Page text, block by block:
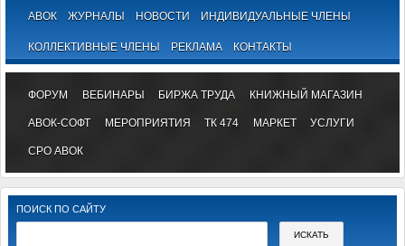
АВОК ЖУРНАЛЫ НОВОСТИ ИНДИВИДУАЛЬНЫЕ ЧЛЕНЫ
КОЛЛЕКТИВНЫЕ ЧЛЕНЫ РЕКЛАМА КОНТАКТЫ
ФОРУМ ВЕБИНАРЫ БИРЖА ТРУДА КНИЖНЫЙ МАГАЗИН
АВОК-СОФТ МЕРОПРИЯТИЯ ТК 474 МАРКЕТ УСЛУГИ
СРО АВОК
ПОИСК ПО САЙТУ